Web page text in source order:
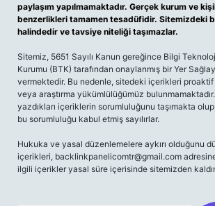
paylaşım yapılmamaktadır. Gerçek kurum ve
benzerlikleri tamamen tesadüfidir. Sitemizdeki
halindedir ve tavsiye niteliği taşımazlar.
Sitemiz, 5651 Sayılı Kanun gereğince Bilgi
Kurumu (BTK) tarafından onaylanmış bir Yer
vermektedir. Bu nedenle, sitedeki içerikleri
veya araştırma yükümlülüğümüz
yazdıkları içeriklerin sorumluluğunu taşımakta
bu sorumluluğu kabul etmiş sayılırlar.
Hukuka ve yasal düzenlemelere aykırı olduğunu
içerikleri, backlinkpanelicomtr@gmail.com
ilgili içerikler yasal süre içerisinde sitemizden